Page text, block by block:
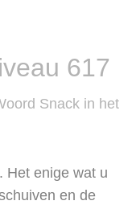
617
Snack in het
Het enige wat u
en de